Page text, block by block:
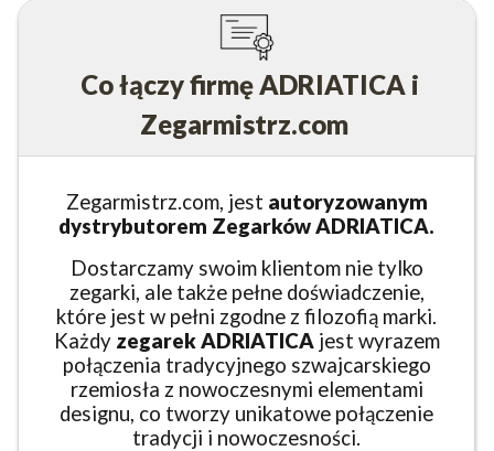
Co łączy firmę ADRIATICA i
Zegarmistrz.com
Zegarmistrz.com, jest autoryzowanym
dystrybutorem Zegarków ADRIATICA.
Dostarczamy swoim klientom nie tylko
zegarki, ale także pełne doświadczenie,
które jest w pełni zgodne z filozofią marki.
Każdy zegarek ADRIATICA jest wyrazem
połączenia tradycyjnego szwajcarskiego
rzemiosła z nowoczesnymi elementami
designu, co tworzy unikatowe połączenie
tradycji i nowoczesności.